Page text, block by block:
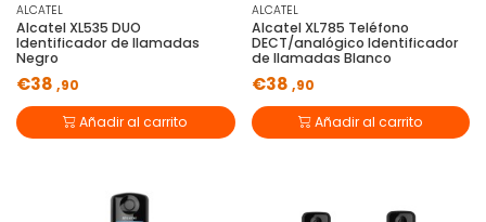
ALCATEL
Alcatel XL535 DUO
Identificador de llamadas
Negro
€38 ,90
Añadir al carrito
ALCATEL
Alcatel XL785 Teléfono
DECT/analógico Identificador
de llamadas Blanco
€38 ,90
Añadir al carrito